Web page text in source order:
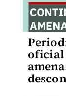
oficial